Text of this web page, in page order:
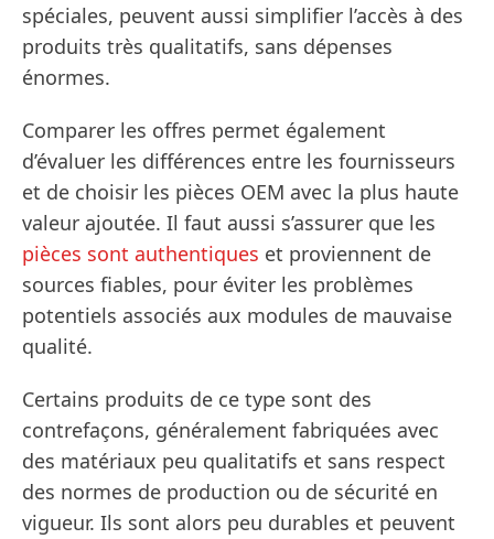
spéciales, peuvent aussi simplifier l’accès à des
produits très qualitatifs, sans dépenses
énormes.
Comparer les offres permet également
d’évaluer les différences entre les fournisseurs
et de choisir les pièces OEM avec la plus haute
valeur ajoutée. Il faut aussi s’assurer que les
pièces sont authentiques et proviennent de
sources fiables, pour éviter les problèmes
potentiels associés aux modules de mauvaise
qualité.
Certains produits de ce type sont des
contrefaçons, généralement fabriquées avec
des matériaux peu qualitatifs et sans respect
des normes de production ou de sécurité en
vigueur. Ils sont alors peu durables et peuvent